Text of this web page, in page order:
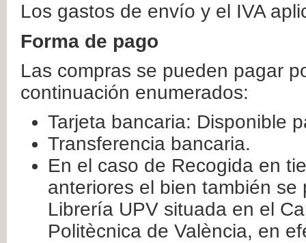
Los gastos de envío y el IVA
Forma de pago
Las compras se pueden pagar
continuación enumerados:
Tarjeta bancaria: Disponible
Transferencia bancaria.
En el caso de Recogida en
anteriores el bien también
Librería UPV situada en el
Politècnica de València, en